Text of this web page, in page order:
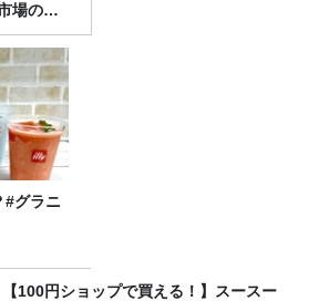
場のリ
#グラニ
【100円ショップで買える！】スースー